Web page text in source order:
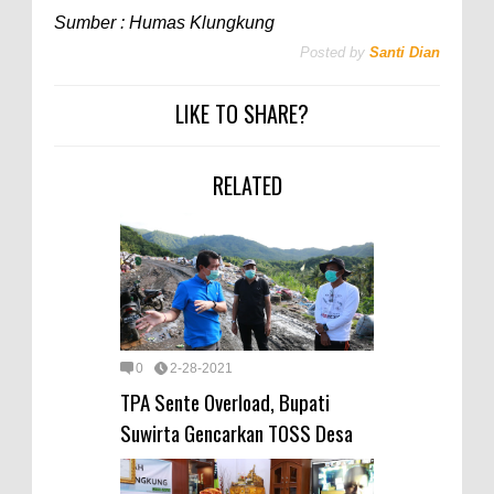
Sumber : Humas Klungkung
Posted by Santi Dian
LIKE TO SHARE?
RELATED
0 2-28-2021
TPA Sente Overload, Bupati
Suwirta Gencarkan TOSS Desa